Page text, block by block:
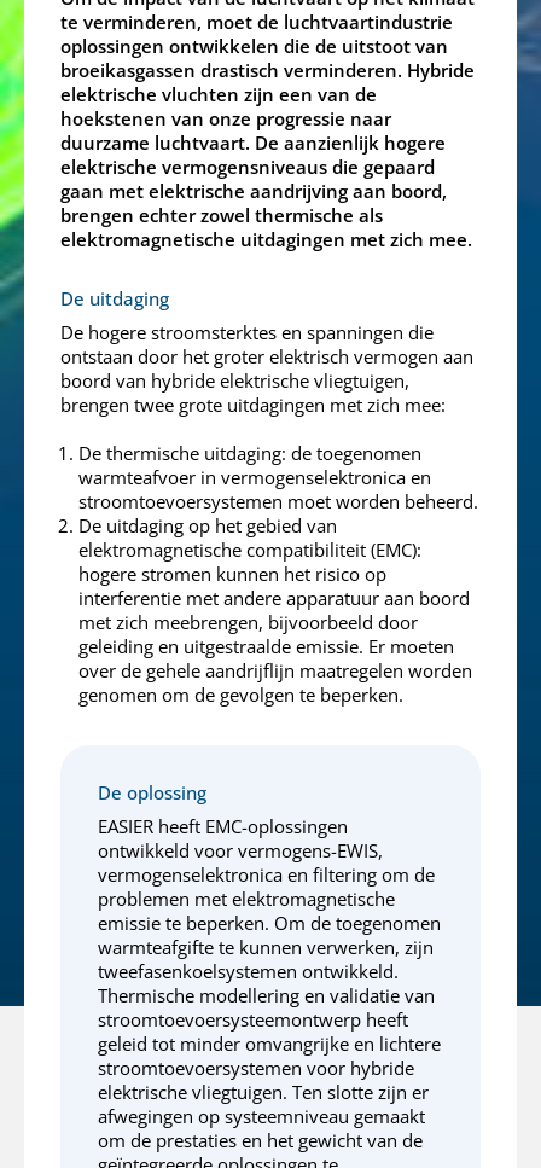
te verminderen, moet de luchtvaartindustrie
oplossingen ontwikkelen die de uitstoot van
broeikasgassen drastisch verminderen. Hybride
elektrische vluchten zijn een van de
hoekstenen van onze progressie naar
duurzame luchtvaart. De aanzienlijk hogere
elektrische vermogensniveaus die gepaard
gaan met elektrische aandrijving aan boord,
brengen echter zowel thermische als
elektromagnetische uitdagingen met zich mee.
De uitdaging
De hogere stroomsterktes en spanningen die
ontstaan door het groter elektrisch vermogen aan
boord van hybride elektrische vliegtuigen,
brengen twee grote uitdagingen met zich mee:
De thermische uitdaging: de toegenomen
warmteafvoer in vermogenselektronica en
stroomtoevoersystemen moet worden beheerd.
De uitdaging op het gebied van
elektromagnetische compatibiliteit (EMC):
hogere stromen kunnen het risico op
interferentie met andere apparatuur aan boord
met zich meebrengen, bijvoorbeeld door
geleiding en uitgestraalde emissie. Er moeten
over de gehele aandrijflijn maatregelen worden
genomen om de gevolgen te beperken.
De oplossing
EASIER heeft EMC-oplossingen
ontwikkeld voor vermogens-EWIS,
vermogenselektronica en filtering om de
problemen met elektromagnetische
emissie te beperken. Om de toegenomen
warmteafgifte te kunnen verwerken, zijn
tweefasenkoelsystemen ontwikkeld.
Thermische modellering en validatie van
stroomtoevoersysteemontwerp heeft
geleid tot minder omvangrijke en lichtere
stroomtoevoersystemen voor hybride
elektrische vliegtuigen. Ten slotte zijn er
afwegingen op systeemniveau gemaakt
om de prestaties en het gewicht van de